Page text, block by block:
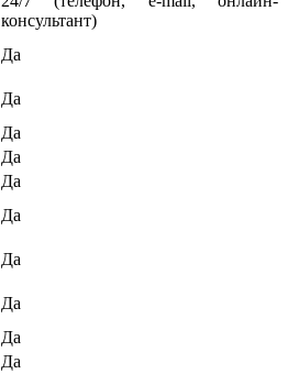
консультант)
Да
Да
Да
Да
Да
Да
Да
Да
Да
Да